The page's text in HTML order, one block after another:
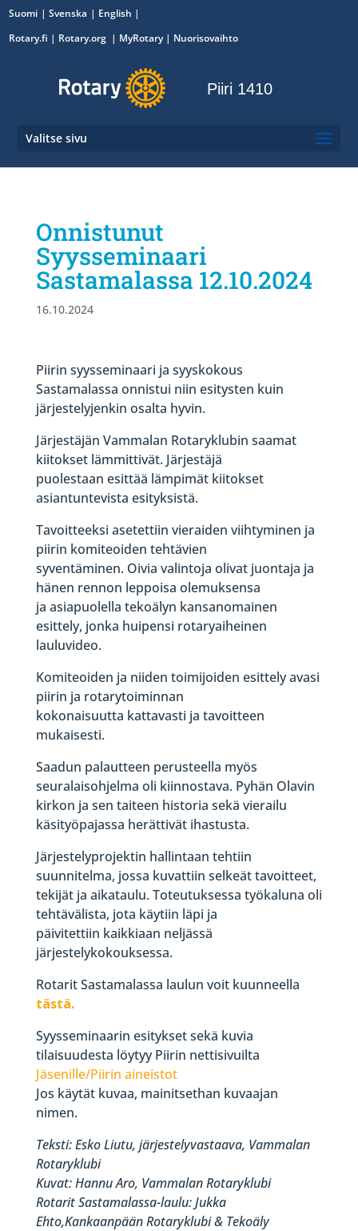
Suomi Svenska
English
Rotary.fi | Rotary.org | MyRotary| Nuorisovaihto
Piiri 1410
Valitse sivu
Onnistunut
Syysseminaari
Sastamalassa 12.10.2024
16.10.2024
Piirin syysseminaari ja syyskokous
Sastamalassa onnistui niin esitysten kuin
järjestelyjenkin osalta hyvin.
Järjestäjän Vammalan Rotaryklubin saamat
kiitokset lämmittivät. Järjestäjä
puolestaan esittää lämpimät kiitokset
asiantuntevista esityksistä.
Tavoitteeksi asetettiin vieraiden viihtyminen ja
piirin komiteoiden tehtävien
syventäminen. Oivia valintoja olivat juontaja ja
hänen rennon leppoisa olemuksensa
ja asiapuolella tekoälyn kansanomainen
esittely, jonka huipensi rotaryaiheinen
lauluvideo.
Komiteoiden ja niiden toimijoiden esittely avasi
piirin ja rotarytoiminnan
kokonaisuutta kattavasti ja tavoitteen
mukaisesti.
Saadun palautteen perusteella myös
seuralaisohjelma oli kiinnostava. Pyhän Olavin
kirkon ja sen taiteen historia sekä vierailu
käsityöpajassa herättivät ihastusta.
Järjestelyprojektin hallintaan tehtiin
suunnitelma, jossa kuvattiin selkeät tavoitteet,
tekijät ja aikataulu. Toteutuksessa työkaluna oli
tehtävälista, jota käytiin läpi ja
päivitettiin kaikkiaan neljässä
järjestelykokouksessa.
Rotarit Sastamalassa laulun voit kuunneella
tästä.
Syysseminaarin esitykset sekä kuvia
tilaisuudesta löytyy Piirin nettisivuilta
Jäsenille/Piirin aineistot
Jos käytät kuvaa, mainitsethan kuvaajan
nimen.
Teksti: Esko Liutu, järjestelyvastaava, Vammalan
Rotaryklubi
Kuvat: Hannu Aro, Vammalan Rotaryklubi
Rotarit Sastamalassa-laulu:Jukka
Ehto,Kankaanpään Rotaryklubi & Tekoäly